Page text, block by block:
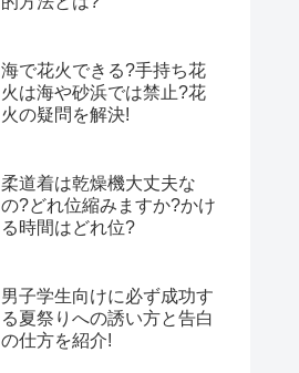
海で花火できる?手持ち花
火は海や砂浜では禁止?花
火の疑問を解決!
柔道着は乾燥機大丈夫な
の?どれ位縮みますか?かけ
る時間はどれ位?
男子学生向けに必ず成功す
る夏祭りへの誘い方と告白
の仕方を紹介!